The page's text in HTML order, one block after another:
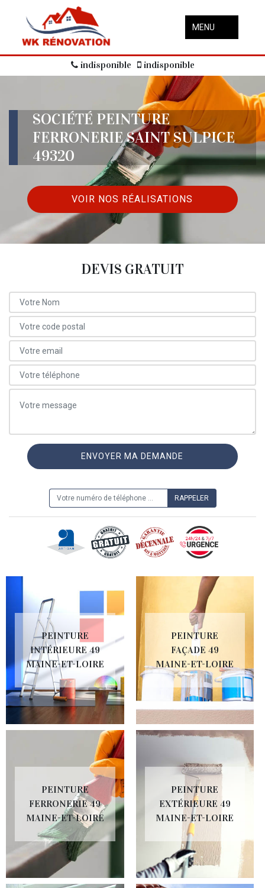
MENU
indisponible indisponible
SOCIÉTÉ PEINTURE
FERRONERIE SAINT SULPICE
49320
VOIR NOS RÉALISATIONS
DEVIS GRATUIT
PEINTURE
INTÉRIEURE 49
MAINE-ET-LOIRE
PEINTURE
FAÇADE 49
MAINE-ET-LOIRE
PEINTURE
FERRONERIE 49
MAINE-ET-LOIRE
PEINTURE
EXTÉRIEURE 49
MAINE-ET-LOIRE